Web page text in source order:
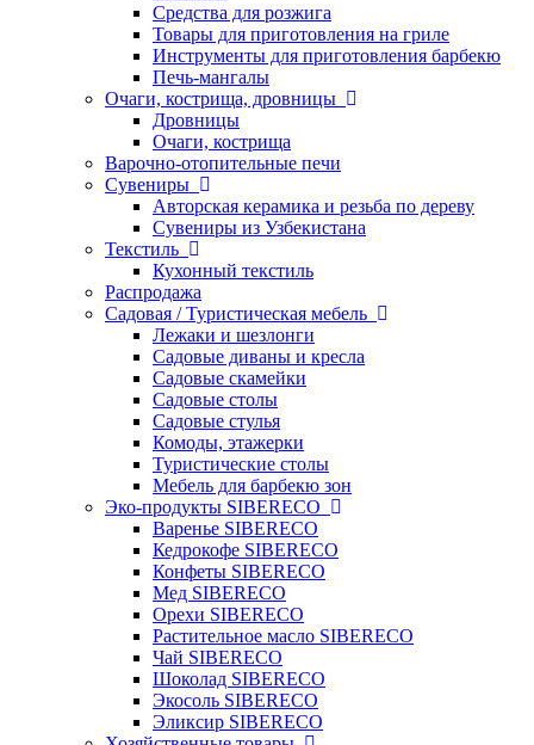
Средства для розжига
Товары для приготовления на гриле
Инструменты для приготовления барбекю
Печь-мангалы
Очаги, кострища, дровницы
Дровницы
Очаги, кострища
Варочно-отопительные печи
Сувениры
Авторская керамика и резьба по дереву
Сувениры из Узбекистана
Текстиль
Кухонный текстиль
Распродажа
Садовая / Туристическая мебель
Лежаки и шезлонги
Садовые диваны и кресла
Садовые скамейки
Садовые столы
Садовые стулья
Комоды, этажерки
Туристические столы
Мебель для барбекю зон
Эко-продукты SIBERECO
Варенье SIBERECO
Кедрокофе SIBERECO
Конфеты SIBERECO
Мед SIBERECO
Орехи SIBERECO
Растительное масло SIBERECO
Чай SIBERECO
Шоколад SIBERECO
Экосоль SIBERECO
Эликсир SIBERECO